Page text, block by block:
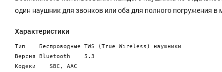
один наушник для звонков или оба для полного погружения в
Характеристики
Тип    Беспроводные TWS (True Wireless) наушники
Версия Bluetooth    5.3
Кодеки    SBC, AAC